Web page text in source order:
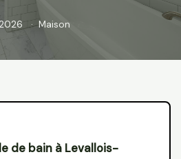
Maison
de bain à Levallois-